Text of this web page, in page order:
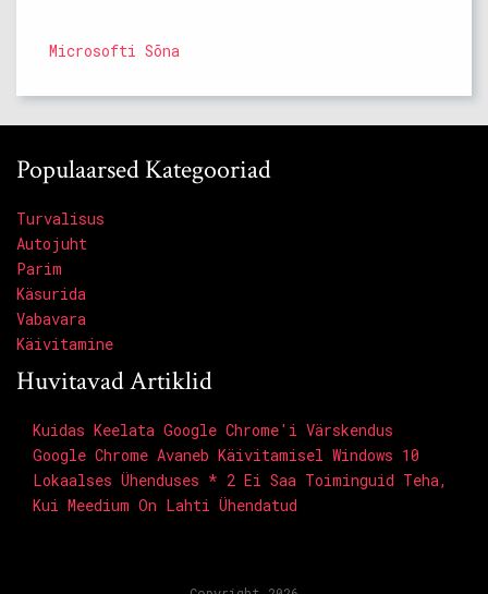
Microsofti Sõna
Populaarsed Kategooriad
Turvalisus
Autojuht
Parim
Käsurida
Vabavara
Käivitamine
Huvitavad Artiklid
Kuidas Keelata Google Chrome'i Värskendus
Google Chrome Avaneb Käivitamisel Windows 10
Lokaalses Ühenduses * 2 Ei Saa Toiminguid Teha,
Kui Meedium On Lahti Ühendatud